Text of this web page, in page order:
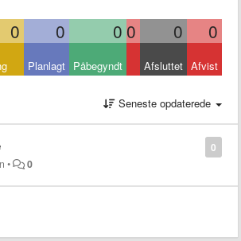
0 0 0 0 0 0
Planlagt Påbegyndt Afsluttet Afvist
Seneste opdaterede
0
• 0